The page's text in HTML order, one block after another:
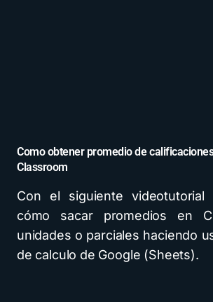
Como obtener promedio de
Classroom
Con el siguiente videotutorial
cómo sacar promedios en
unidades o parciales haciendo
de calculo de Google (Sheets).